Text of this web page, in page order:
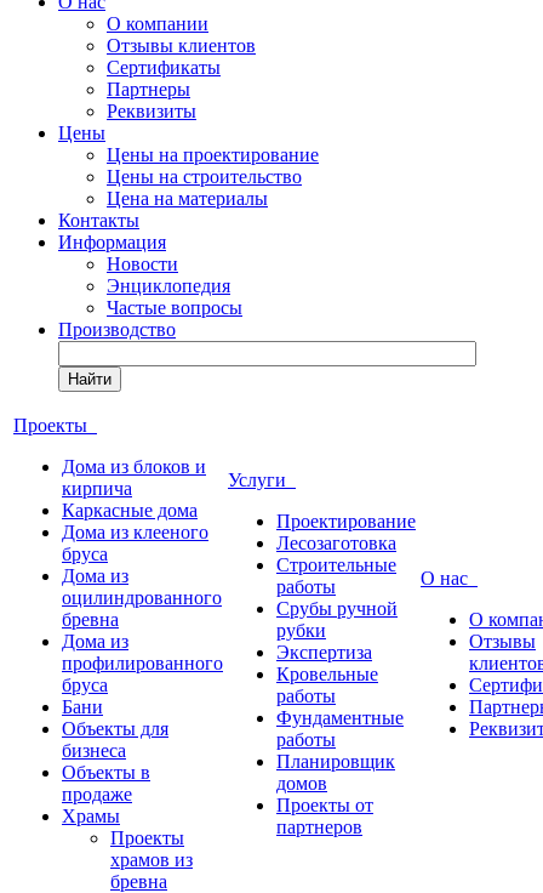
О компании
Отзывы клиентов
Сертификаты
Партнеры
Реквизиты
Цены
Цены на проектирование
Цены на строительство
Цена на материалы
Контакты
Информация
Новости
Энциклопедия
Частые вопросы
Производство
Найти
Проекты
Дома из блоков и
кирпича
Каркасные дома
Дома из клееного
бруса
Дома из
оцилиндрованного
бревна
Дома из
профилированного
бруса
Бани
Объекты для
бизнеса
Объекты в
продаже
Храмы
Проекты
храмов из
бревна
Услуги
Проектирование
Лесозаготовка
Строительные
работы
Срубы ручной
рубки
Экспертиза
Кровельные
работы
Фундаментные
работы
Планировщик
домов
Проекты от
партнеров
О нас
О
Отзывы